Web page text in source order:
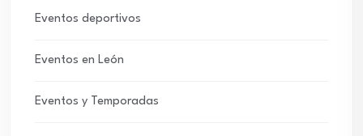
Eventos deportivos
Eventos en León
Eventos y Temporadas